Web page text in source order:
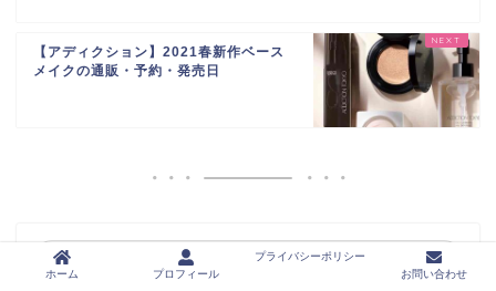
【アディクション】2021春新作ベース
メイクの通販・予約・発売日
ホーム プロフィール
プライバシーポリシー
お問い合わせ